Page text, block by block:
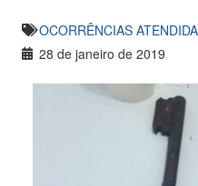
OCORRÊNCIAS
28 de janeiro de 2019